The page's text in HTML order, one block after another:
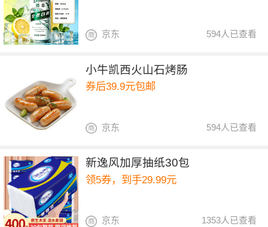
594人已查看
京东
小牛凯西火山石烤肠
券后39.9元包邮
594人已查看
京东
新逸风加厚抽纸30包
领5券，到手29.99元
1353人已查看
京东